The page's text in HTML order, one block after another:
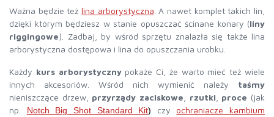
Ważna będzie też lina arborystyczna . A nawet komplet takich lin,
dzięki którym będziesz w stanie opuszczać ścinane konary (liny
riggingowe). Zadbaj, by wśród sprzętu znalazła się także lina
arborystyczna dostępowa i lina do opuszczania urobku.
Każdy kurs arborystycznypokaże Ci, że warto mieć też wiele
innych akcesoriów. Wśród nich wymienić należy taśmy
nieniszczące drzew, przyrządy zaciskowe rzutki proce (jak
np.
Notch Big Shot Standard Kit) czy ochraniacze kambium